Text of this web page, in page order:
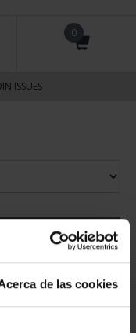
de las cookies
0
ISSUES